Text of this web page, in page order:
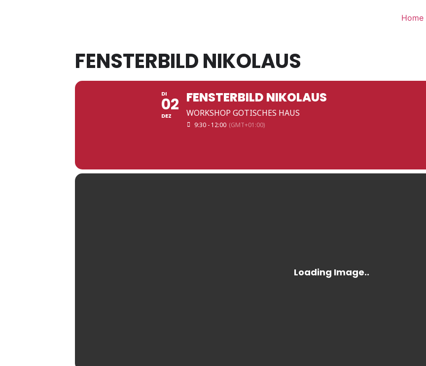
Home
FENSTERBILD NIKOLAUS
DI
02
DEZ
FENSTERBILD NIKOLAUS
WORKSHOP GOTISCHES HAUS
9:30 - 12:00 (GMT+01:00)